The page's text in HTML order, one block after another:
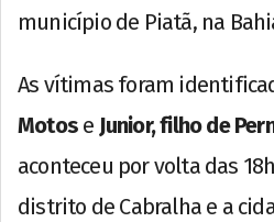
município de Piatã, na
As vítimas foram
Motos e Junior, filho de
aconteceu por volta das
distrito de Cabralha e a